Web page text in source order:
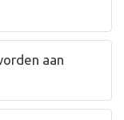
aan